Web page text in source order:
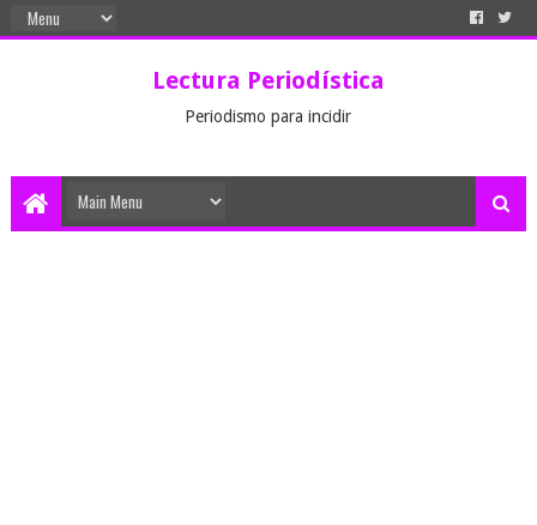
Lectura Periodística
Periodismo para incidir